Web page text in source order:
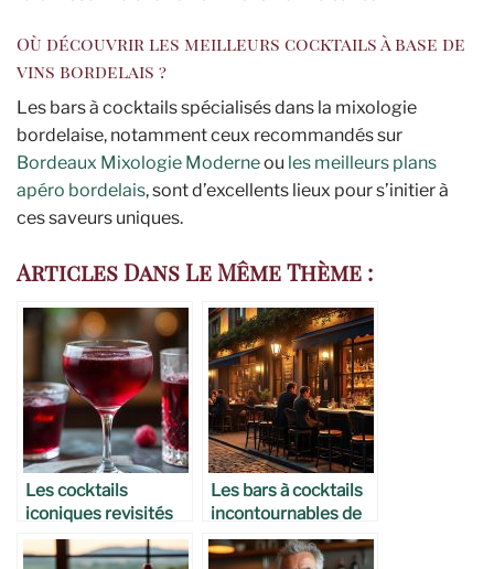
Où découvrir les meilleurs cocktails à base de
vins bordelais ?
Les bars à cocktails spécialisés dans la mixologie
bordelaise, notamment ceux recommandés sur
Bordeaux Mixologie Moderneou les meilleurs plans
apéro bordelais, sont d’excellents lieux pour s’initier à
ces saveurs uniques.
Articles Dans Le Même Thème :
Les cocktails
iconiques revisités
façon bordelaise
Les bars à cocktails
incontournables de
Bordeaux